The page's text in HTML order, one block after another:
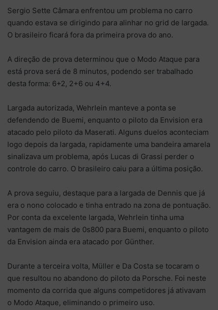
Sergio Sette Câmara enfrentou um problema no carro
quando estava se dirigindo para alinhar no grid de largada.
O brasileiro ficará fora da primeira prova do ano.
A direção de prova determinou que o Modo Ataque para
está prova será de 8 minutos, podendo ser trabalhado
desta forma: 6+2, 2+6 ou 4+4.
Largada autorizada, Wehrlein manteve a ponta se
defendendo de Buemi, enquanto o piloto da Envision era
atacado pelo piloto da Maserati. Alguns duelos aconteciam
logo depois da largada, rapidamente uma bandeira amarela
sinalizava um problema, após Lucas di Grassi perder o
controle do carro. O brasileiro caiu para a última posição.
A prova seguiu, destaque para a largada de Dennis que já
era o nono colocado e tinha entrado na zona de pontuação.
Por conta da excelente largada, Wehrlein tinha uma
vantagem de mais de 0s800 para Buemi, enquanto o piloto
da Envision ainda era atacado por Günther.
Durante a terceira volta, Müller e Da Costa se tocaram o
que resultou no abandono do piloto da Porsche. Foi neste
momento da corrida que alguns competidores já ativavam
o Modo Ataque, eliminando o primeiro uso.